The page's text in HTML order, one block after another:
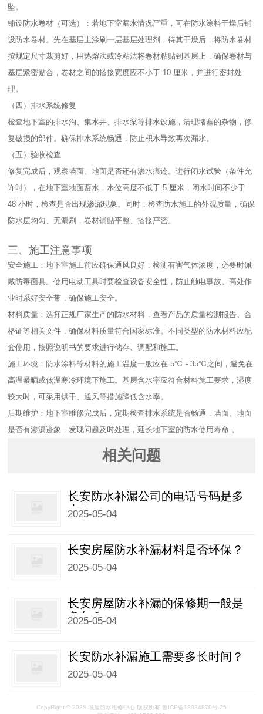
坠。​
铺设防水卷材（可选）：若地下室漏水情况严重，可在防水涂料干燥后铺
设防水卷材。先在基层上涂刷一层基层处理剂，待其干燥后，将防水卷材
按规定尺寸裁剪好，用热熔法或冷粘法将卷材粘贴到基层上，确保卷材与
基层紧密贴合，卷材之间的搭接宽度应不小于 10 厘米，并进行密封处
理。​
（四）排水系统修复​
检查地下室的排水沟、集水井、排水泵等排水设施，清理堵塞的杂物，修
复破损的部件。确保排水系统畅通，防止积水导致再次漏水。​
（五）验收检查​
修复完成后，观察墙面、地面是否还有渗水痕迹。进行闭水试验（条件允
许时），在地下室地面蓄水，水位高度不低于 5 厘米，闭水时间不少于
48 小时，检查是否出现渗漏现象。同时，检查防水施工的外观质量，确保
防水层均匀、无漏刷，卷材铺贴平整、搭接严密。​
三、施工注意事项​
安全施工：地下室施工前应确保通风良好，检测有害气体浓度，必要时佩
戴防毒面具。使用电动工具时要检查设备安全性，防止触电事故。高处作
业时系好安全带，确保施工安全。​
材料质量：选择正规厂家生产的防水材料，查看产品的质量检测报告、合
格证等相关文件，确保材料质量符合国家标准。不同类型的防水材料应配
套使用，按照说明书的要求进行储存、调配和施工。​
施工环境：防水涂料等材料的施工温度一般应在 5℃ - 35℃之间，避免在
高温暴晒或低温寒冷环境下施工。基层含水率应符合材料施工要求，湿度
较大时，可采用烘干、通风等措施降低含水率。​
后期维护：地下室维修完成后，定期检查排水系统是否畅通，墙面、地面
是否有渗漏迹象，发现问题及时处理，延长地下室的防水使用寿命 。
相关问题
长安防水补漏公司的电话号码是多
少？
2025-05-04
长安房屋防水补漏材料是否环保？
2025-05-04
长安房屋防水补漏的保修期一般是
多久？
2025-05-04
长安防水补漏施工需要多长时间？
2025-05-04
CopyRight © 2025 域盾防水维修中心 版权所有 鲁ICP备13024870号-25